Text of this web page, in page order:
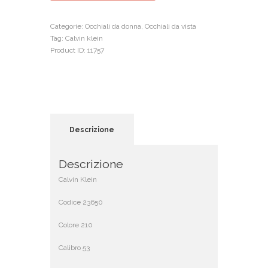
Categorie: Occhiali da donna, Occhiali da vista
Tag: Calvin klein
Product ID: 11757
Descrizione
Descrizione
Calvin Klein
Codice 23650
Colore 210
Calibro 53